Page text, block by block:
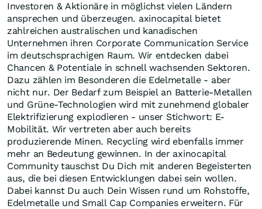
Investoren & Aktionäre in möglichst vielen Ländern
ansprechen und überzeugen. axinocapital bietet
zahlreichen australischen und kanadischen
Unternehmen ihren Corporate Communication Service
im deutschsprachigen Raum. Wir entdecken dabei
Chancen & Potentiale in schnell wachsenden Sektoren.
Dazu zählen im Besonderen die Edelmetalle - aber
nicht nur. Der Bedarf zum Beispiel an Batterie-Metallen
und Grüne-Technologien wird mit zunehmend globaler
Elektrifizierung explodieren - unser Stichwort: E-
Mobilität. Wir vertreten aber auch bereits
produzierende Minen. Recycling wird ebenfalls immer
mehr an Bedeutung gewinnen. In der axinocapital
Community tauschst Du Dich mit anderen Begeisterten
aus, die bei diesen Entwicklungen dabei sein wollen.
Dabei kannst Du auch Dein Wissen rund um Rohstoffe,
Edelmetalle und Small Cap Companies erweitern. Für